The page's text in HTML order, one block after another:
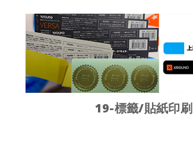
19-標籤/貼紙印刷